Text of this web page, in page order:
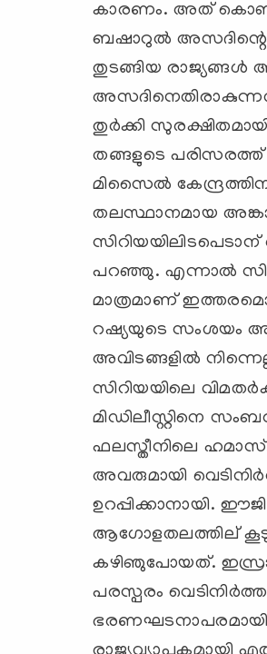
കാരണം. അത് കൊണ്ട്
ബഷാറുല്‍
തുടങ്ങിയ രാജ്യങ്ങള്‍
തുര്‍ക്കി
തങ്ങളുടെ
മിസൈല്‍
തലസ്ഥാനമായ
പറഞ്ഞു. എന്നാല്‍
മാത്രമാണ്
റഷ്യയുടെ സംശയം
അവിടങ്ങളില്‍
സിറിയയിലെ
മിഡിലീസ്റ്റിനെ
ഫലസ്തീനിലെ ഹമാസ്.
അവരുമായി
ഉറപ്പിക്കാനായി.
ആഗോളതലത്തില്
കഴിഞുപോയത്.
പരസ്പരം
ഭരണഘടനാപരമായി